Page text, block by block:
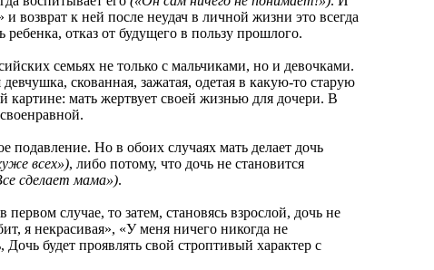
возврат к ней после неудач в личной жизни это всегда
отказ от будущего в пользу прошлого.
семьях не только с мальчиками, но и девочками.
скованная, зажатая, одетая в какую-то старую
мать жертвует своей жизнью для дочери. В
Но в обоих случаях мать делает дочь
всех»), либо потому, что дочь не становится
сделает мама»).
случае, то затем, становясь взрослой, дочь не
я некрасивая», «У меня ничего никогда не
будет проявлять свой строптивый характер с